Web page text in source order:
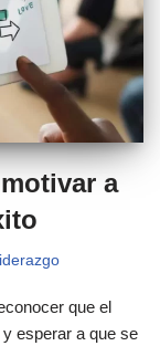
a
que el
esperar a que se